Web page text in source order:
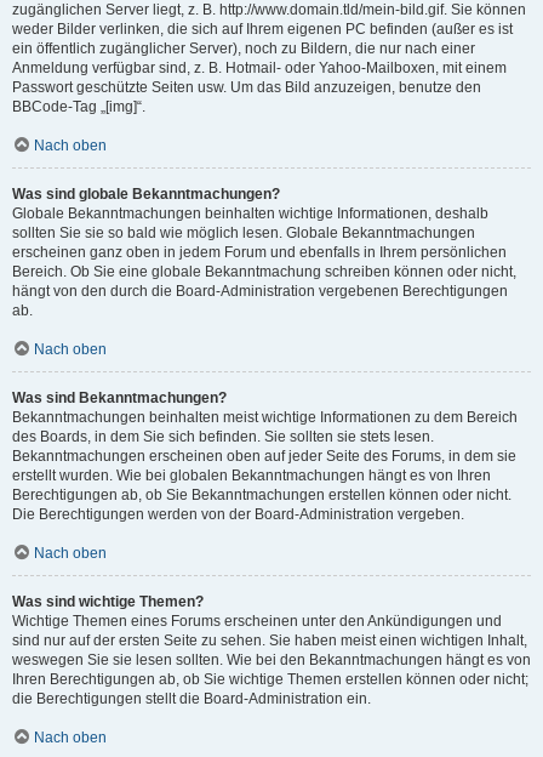
zugänglichen Server liegt, z. B. http://www.domain.tld/mein-bild.gif. Sie können
weder Bilder verlinken, die sich auf Ihrem eigenen PC befinden (außer es ist
ein öffentlich zugänglicher Server), noch zu Bildern, die nur nach einer
Anmeldung verfügbar sind, z. B. Hotmail- oder Yahoo-Mailboxen, mit einem
Passwort geschützte Seiten usw. Um das Bild anzuzeigen, benutze den
BBCode-Tag „[img]“.
Nach oben
Was sind globale Bekanntmachungen?
Globale Bekanntmachungen beinhalten wichtige Informationen, deshalb
sollten Sie sie so bald wie möglich lesen. Globale Bekanntmachungen
erscheinen ganz oben in jedem Forum und ebenfalls in Ihrem persönlichen
Bereich. Ob Sie eine globale Bekanntmachung schreiben können oder nicht,
hängt von den durch die Board-Administration vergebenen Berechtigungen
ab.
Nach oben
Was sind Bekanntmachungen?
Bekanntmachungen beinhalten meist wichtige Informationen zu dem Bereich
des Boards, in dem Sie sich befinden. Sie sollten sie stets lesen.
Bekanntmachungen erscheinen oben auf jeder Seite des Forums, in dem sie
erstellt wurden. Wie bei globalen Bekanntmachungen hängt es von Ihren
Berechtigungen ab, ob Sie Bekanntmachungen erstellen können oder nicht.
Die Berechtigungen werden von der Board-Administration vergeben.
Nach oben
Was sind wichtige Themen?
Wichtige Themen eines Forums erscheinen unter den Ankündigungen und
sind nur auf der ersten Seite zu sehen. Sie haben meist einen wichtigen Inhalt,
weswegen Sie sie lesen sollten. Wie bei den Bekanntmachungen hängt es von
Ihren Berechtigungen ab, ob Sie wichtige Themen erstellen können oder nicht;
die Berechtigungen stellt die Board-Administration ein.
Nach oben